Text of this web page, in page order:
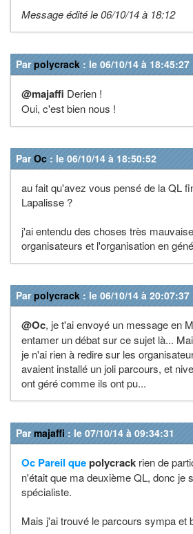
Message édité le 06/10/14 à 18:12
Parpolycrack : le 06/10/14 à 18:45:27
@majaffi Derien !
Oui, c'est bien nous !
ParOc : le 06/10/14 à 18:50:52
au fait qu'avez vous pensé de la QL
Lapalisse ?
j'ai entendu des choses très
organisateurs et l'organisation en
Parpolycrack : le 06/10/14 à 20:07:37
@Oc, je t'ai envoyé un message en
entamer un débat sur ce sujet là...
je n'ai rien à redire sur les
avaient installé un joli parcours, et
ont géré comme ils ont pu...
Parmajaffi : le 07/10/14 à 09:34:31
Oc Pareil quepolycrack rien de
n'était que ma deuxième QL, donc je
spécialiste.
Mais j'ai trouvé le parcours sympa et